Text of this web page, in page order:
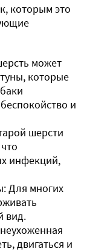
которым это
может
которые
и
шерсти
инфекций,
Для многих
вид.
двигаться и